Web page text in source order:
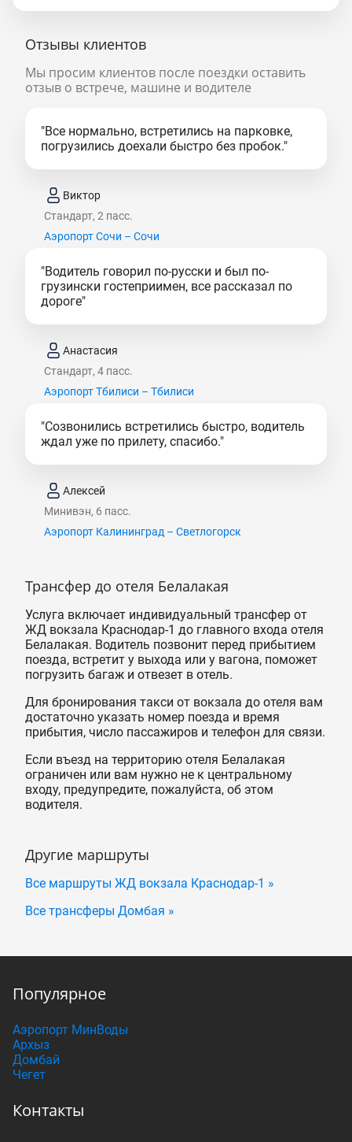
Отзывы клиентов
Мы просим клиентов после поездки оставить
отзыв о встрече, машине и водителе
"Все нормально, встретились на парковке,
погрузились доехали быстро без пробок."
Виктор
Стандарт, 2 пасс.
Аэропорт Сочи – Сочи
"Водитель говорил по-русски и был по-
грузински гостеприимен, все рассказал по
дороге"
Анастасия
Стандарт, 4 пасс.
Аэропорт Тбилиси – Тбилиси
"Созвонились встретились быстро, водитель
ждал уже по прилету, спасибо."
Алексей
Минивэн, 6 пасс.
Аэропорт Калининград – Светлогорск
Трансфер до отеля Белалакая
Услуга включает индивидуальный трансфер от
ЖД вокзала Краснодар-1 до главного входа отеля
Белалакая. Водитель позвонит перед прибытием
поезда, встретит у выхода или у вагона, поможет
погрузить багаж и отвезет в отель.
Для бронирования такси от вокзала до отеля вам
достаточно указать номер поезда и время
прибытия, число пассажиров и телефон для связи.
Если въезд на территорию отеля Белалакая
ограничен или вам нужно не к центральному
входу, предупредите, пожалуйста, об этом
водителя.
Другие маршруты
Все маршруты ЖД вокзала Краснодар-1 »
Все трансферы Домбая »
Популярное
Аэропорт МинВоды
Архыз
Домбай
Чегет
Контакты